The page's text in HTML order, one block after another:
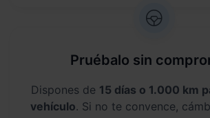
Pruébalo sin
Dispones de 15 días o 1.000 km
vehículo. Si no te convence,